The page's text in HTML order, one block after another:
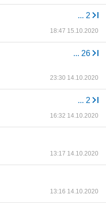
... 2
18:47 15.10.2020
... 26
23:30 14.10.2020
... 2
16:32 14.10.2020
13:17 14.10.2020
13:16 14.10.2020